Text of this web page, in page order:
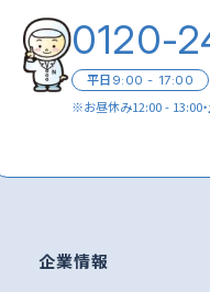
0120-
平日 9:00 - 17:00
※お昼休み12:00 - 13:00
企業情報